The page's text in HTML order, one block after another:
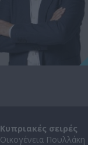
Κυπριακές σειρές
Οικογένεια Πουλλάκη